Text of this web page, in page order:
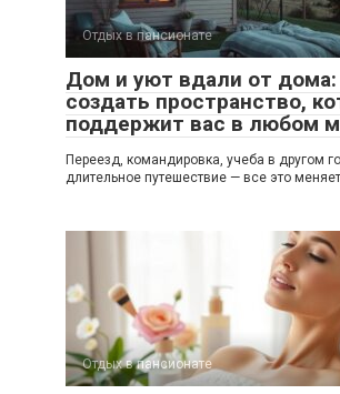
Отдых в пансионате
Дом и уют вдали от дома:
создать пространство,
поддержит вас в любом
Переезд, командировка, учеба в другом
длительное путешествие — все это
Отдых в пансионате